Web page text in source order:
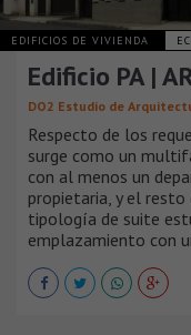
EDIFICIOS DE VIVIENDA
Edificio PA |
DO2 Estudio de
Respecto de los
surge como un
con al menos un
propietaria, y el
tipología de suite
emplazamiento con